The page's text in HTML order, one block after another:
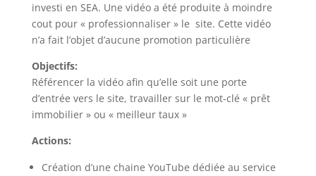
investi en SEA. Une vidéo a été produite à moindre
cout pour « professionnaliser » le site. Cette vidéo
n’a fait l’objet d’aucune promotion particulière
Objectifs:
Référencer la vidéo afin qu’elle soit une porte
d’entrée vers le site, travailler sur le mot-clé « prêt
immobilier » ou « meilleur taux »
Actions:
Création d’une chaine YouTube dédiée au service